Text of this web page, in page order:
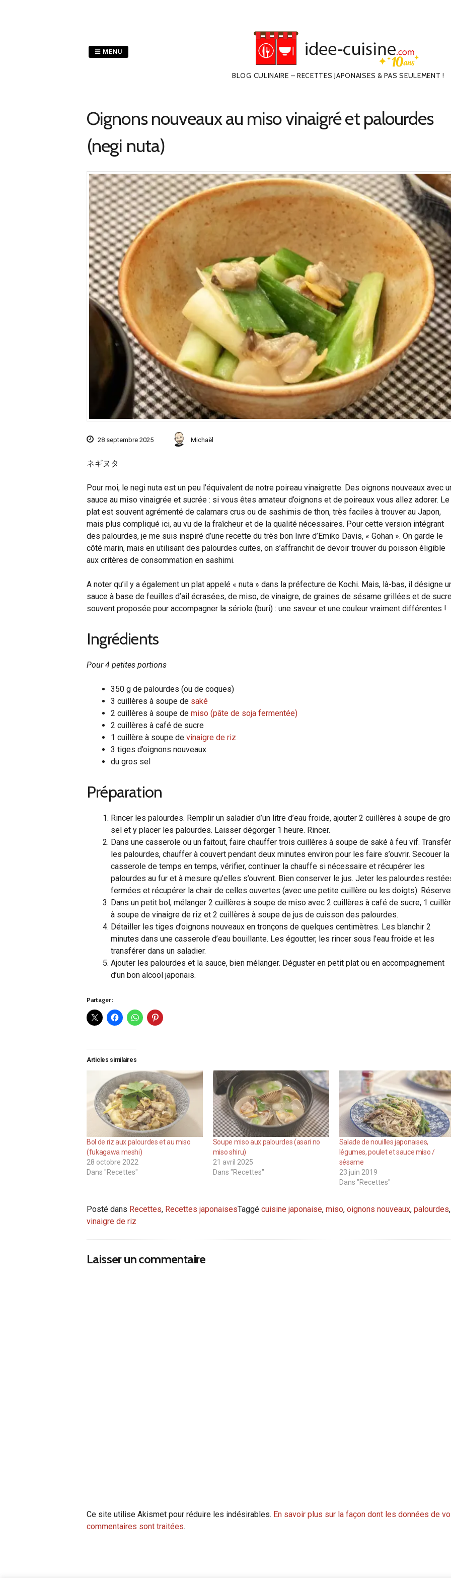
BLOG CULINAIRE – RECETTES JAPONAISES & PAS SEULEMENT !
MENU
Oignons nouveaux au miso vinaigré et palourdes
(negi nuta)
28 septembre 2025 Michaël
ネギヌタ
Pour moi, le negi nuta est un peu l’équivalent de notre poireau vinaigrette. Des oignons nouveaux avec
sauce au miso vinaigrée et sucrée : si vous êtes amateur d’oignons et de poireaux vous allez adorer. Le
plat est souvent agrémenté de calamars crus ou de sashimis de thon, très faciles à trouver au Japon,
mais plus compliqué ici, au vu de la fraîcheur et de la qualité nécessaires. Pour cette version intégrant
des palourdes, je me suis inspiré d’une recette du très bon livre d’Emiko Davis, « Gohan ». On garde le
côté marin, mais en utilisant des palourdes cuites, on s’affranchit de devoir trouver du poisson éligible
aux critères de consommation en sashimi.
A noter qu’il y a également un plat appelé « nuta » dans la préfecture de Kochi. Mais, là-bas, il désigne
sauce à base de feuilles d’ail écrasées, de miso, de vinaigre, de graines de sésame grillées et de
souvent proposée pour accompagner la sériole (buri) : une saveur et une couleur vraiment différentes !
Ingrédients
Pour 4 petites portions
350 g de palourdes (ou de coques)
3 cuillères à soupe de saké
2 cuillères à soupe de miso (pâte de soja fermentée)
2 cuillères à café de sucre
1 cuillère à soupe de vinaigre de riz
3 tiges d’oignons nouveaux
du gros sel
Préparation
Rincer les palourdes. Remplir un saladier d’un litre d’eau froide, ajouter 2 cuillères à soupe de
sel et y placer les palourdes. Laisser dégorger 1 heure. Rincer.
Dans une casserole ou un faitout, faire chauffer trois cuillères à soupe de saké à feu vif.
les palourdes, chauffer à couvert pendant deux minutes environ pour les faire s’ouvrir. Secouer la
casserole de temps en temps, vérifier, continuer la chauffe si nécessaire et récupérer les
palourdes au fur et à mesure qu’elles s’ouvrent. Bien conserver le jus. Jeter les palourdes
fermées et récupérer la chair de celles ouvertes (avec une petite cuillère ou les doigts).
Dans un petit bol, mélanger 2 cuillères à soupe de miso avec 2 cuillères à café de sucre, 1
à soupe de vinaigre de riz et 2 cuillères à soupe de jus de cuisson des palourdes.
Détailler les tiges d’oignons nouveaux en tronçons de quelques centimètres. Les blanchir 2
minutes dans une casserole d’eau bouillante. Les égoutter, les rincer sous l’eau froide et les
transférer dans un saladier.
Ajouter les palourdes et la sauce, bien mélanger. Déguster en petit plat ou en accompagnement
d’un bon alcool japonais.
Partager :
Articles similaires
Bol de riz aux palourdes et au miso
(fukagawa meshi)
28 octobre 2022
Dans "Recettes"
Soupe miso aux palourdes (asari no
miso shiru)
21 avril 2025
Dans "Recettes"
Salade de nouilles japonaises,
légumes, poulet et sauce miso /
sésame
23 juin 2019
Dans "Recettes"
Posté dans Recettes, Recettes japonaisesTaggé cuisine japonaise, miso, oignons nouveaux, palourdes,
vinaigre de riz
Laisser un commentaire
Ce site utilise Akismet pour réduire les indésirables. En savoir plus sur la façon dont les données de
commentaires sont traitées.